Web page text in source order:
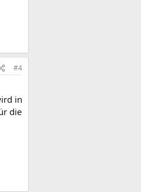
#4
in
die